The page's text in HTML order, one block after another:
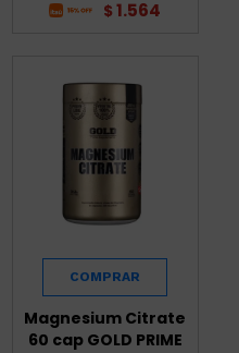
$ 1.564
Magnesium Citrate
60 cap GOLD PRIME